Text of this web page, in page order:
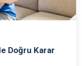
Doğru Karar